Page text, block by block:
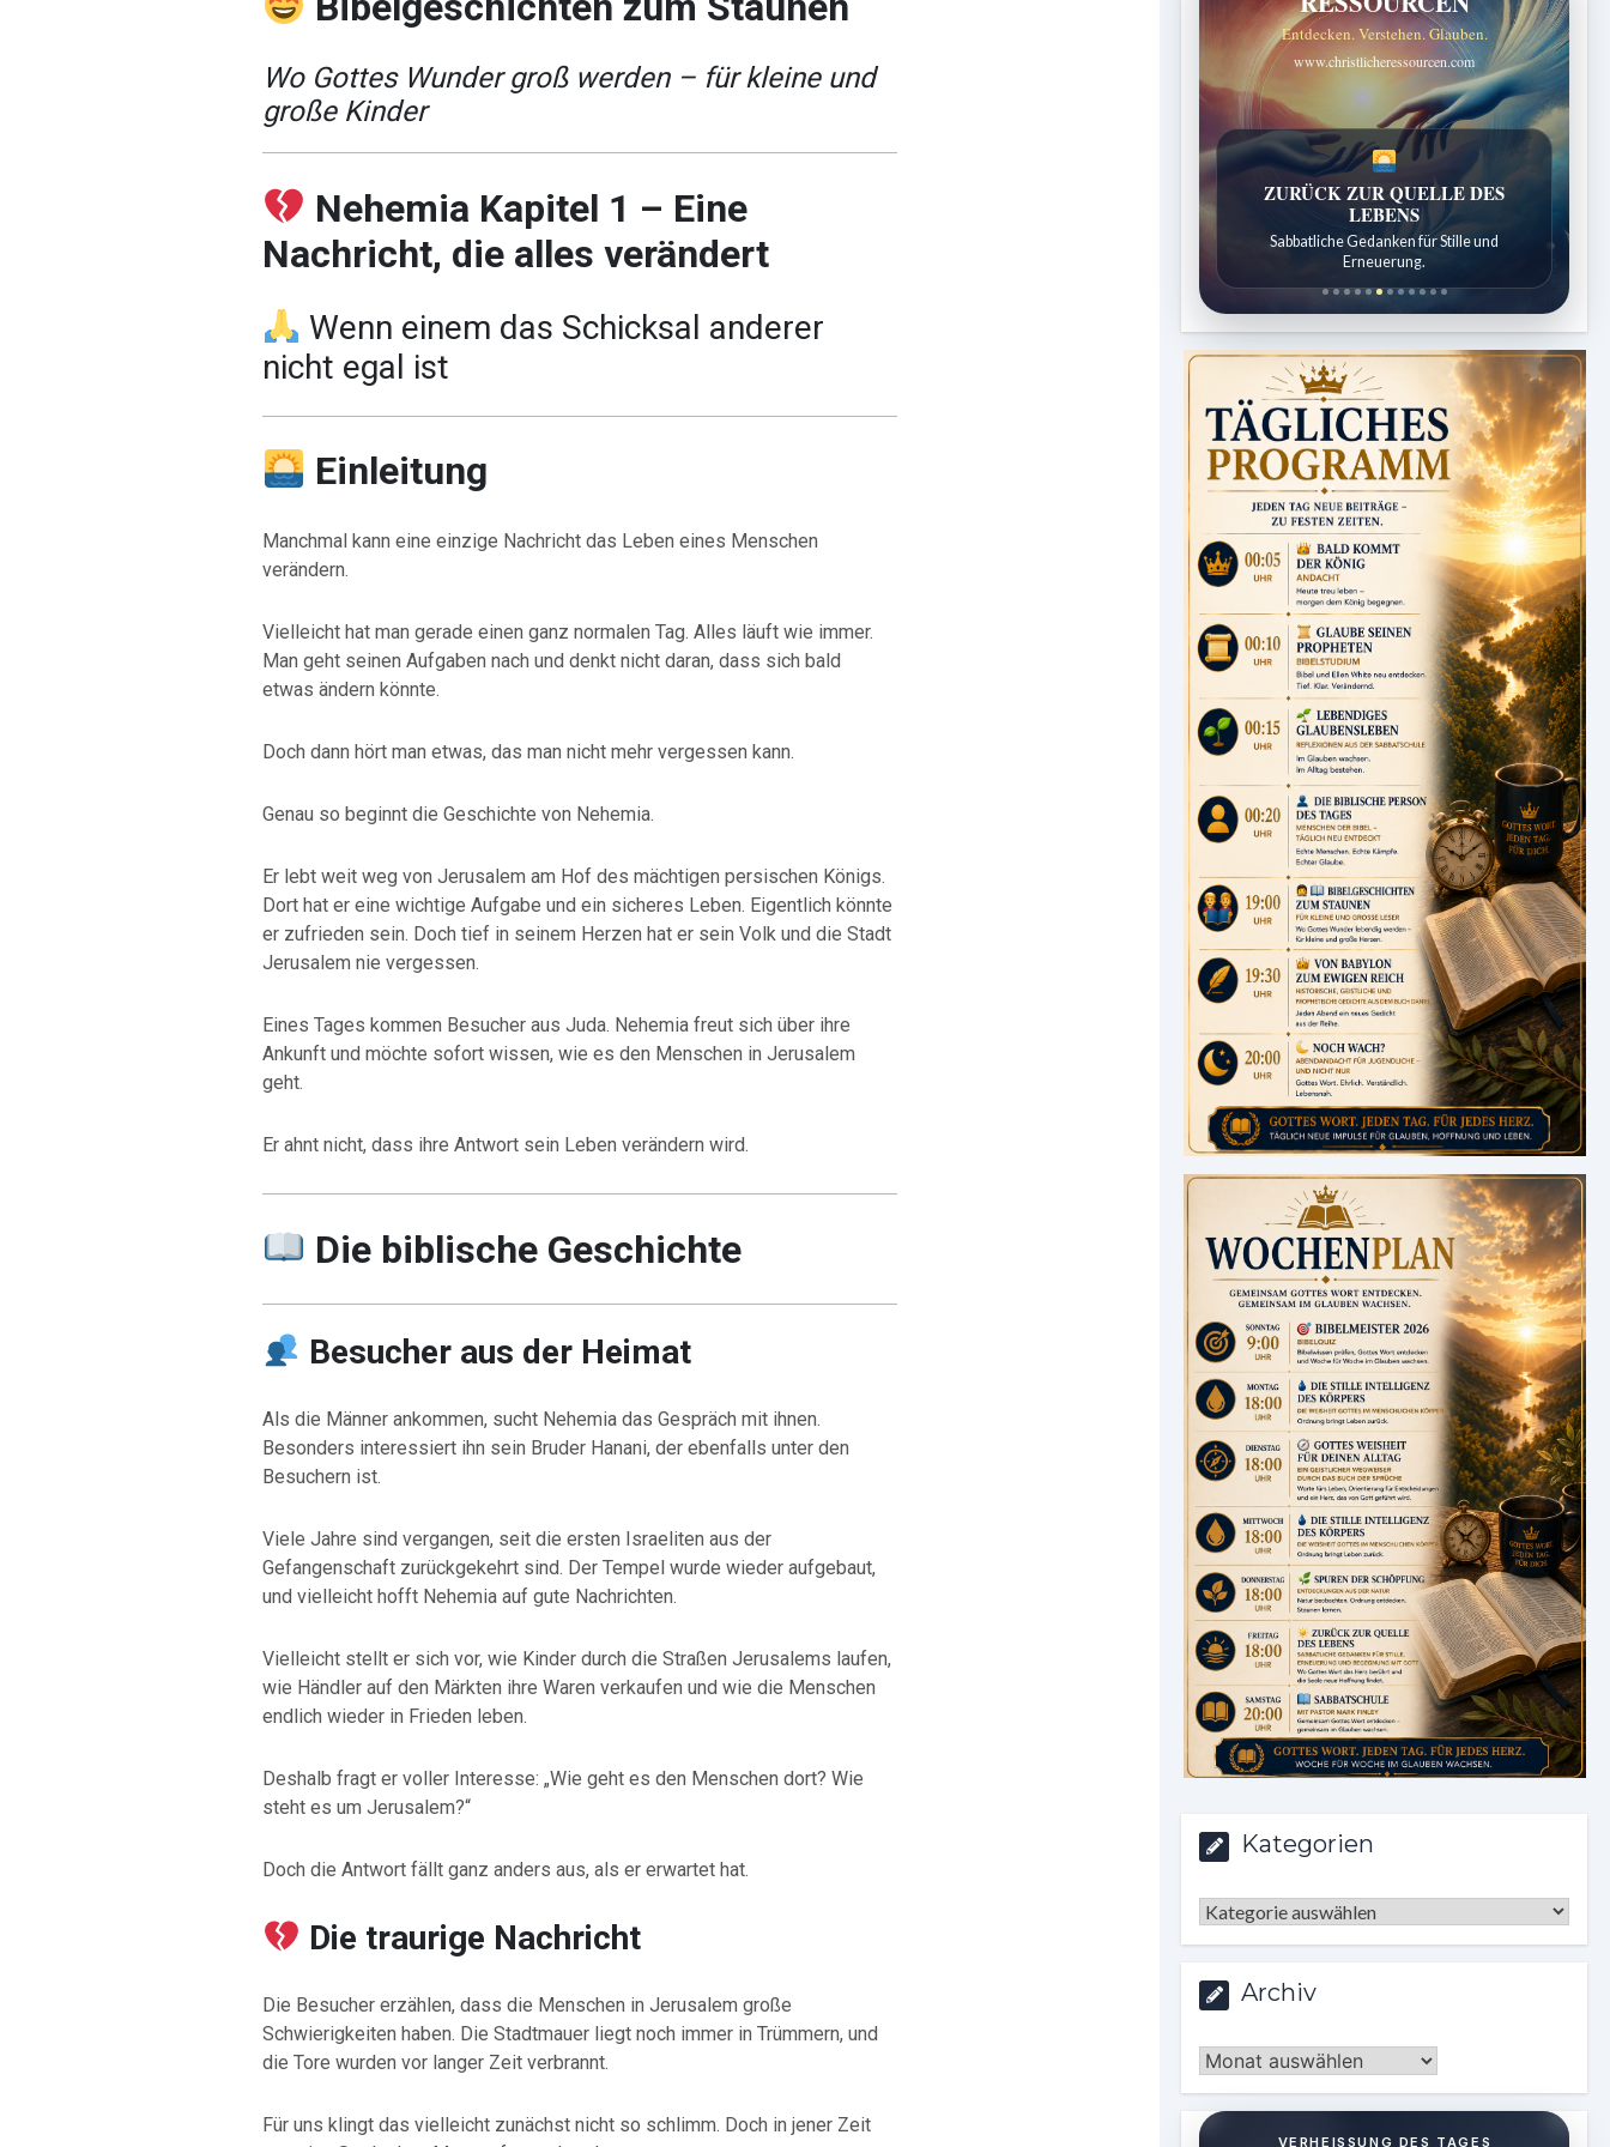
Wo Gottes Wunder groß werden – für kleine und
große Kinder
Nehemia Kapitel 1 – Eine
Nachricht, die alles verändert
Wenn einem das Schicksal anderer
nicht egal ist
Einleitung
Manchmal kann eine einzige Nachricht das Leben eines Menschen
verändern.
Vielleicht hat man gerade einen ganz normalen Tag. Alles läuft wie immer.
Man geht seinen Aufgaben nach und denkt nicht daran, dass sich bald
etwas ändern könnte.
Doch dann hört man etwas, das man nicht mehr vergessen kann.
Genau so beginnt die Geschichte von Nehemia.
Er lebt weit weg von Jerusalem am Hof des mächtigen persischen Königs.
Dort hat er eine wichtige Aufgabe und ein sicheres Leben. Eigentlich könnte
er zufrieden sein. Doch tief in seinem Herzen hat er sein Volk und die Stadt
Jerusalem nie vergessen.
Eines Tages kommen Besucher aus Juda. Nehemia freut sich über ihre
Ankunft und möchte sofort wissen, wie es den Menschen in Jerusalem
geht.
Er ahnt nicht, dass ihre Antwort sein Leben verändern wird.
Die biblische Geschichte
Besucher aus der Heimat
Als die Männer ankommen, sucht Nehemia das Gespräch mit ihnen.
Besonders interessiert ihn sein Bruder Hanani, der ebenfalls unter den
Besuchern ist.
Viele Jahre sind vergangen, seit die ersten Israeliten aus der
Gefangenschaft zurückgekehrt sind. Der Tempel wurde wieder aufgebaut,
und vielleicht hofft Nehemia auf gute Nachrichten.
Vielleicht stellt er sich vor, wie Kinder durch die Straßen Jerusalems laufen,
wie Händler auf den Märkten ihre Waren verkaufen und wie die Menschen
endlich wieder in Frieden leben.
Deshalb fragt er voller Interesse: „Wie geht es den Menschen dort? Wie
steht es um Jerusalem?“
Doch die Antwort fällt ganz anders aus, als er erwartet hat.
Die traurige Nachricht
Die Besucher erzählen, dass die Menschen in Jerusalem große
Schwierigkeiten haben. Die Stadtmauer liegt noch immer in Trümmern, und
die Tore wurden vor langer Zeit verbrannt.
Für uns klingt das vielleicht zunächst nicht so schlimm. Doch in jener Zeit
Entdecken. Verstehen. Glauben.
www.christlicheressourcen.com
ZURÜCK ZUR QUELLE DES
LEBENS
Sabbatliche Gedanken für Stille und
Erneuerung.
Kategorien
Kategorien
Archiv
Archiv
VERHEISSUNG DES TAGES